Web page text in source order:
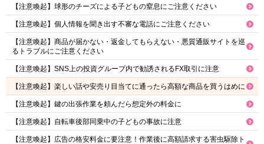
【注意喚起】球形のチーズによる子どもの窒息にご注意ください
【注意喚起】個人情報を聞き出す不審な電話にご注意ください
【注意喚起】商品が届かない・返金してもらえない・悪質通販サイトを巡
るトラブルにご注意ください
【注意喚起】SNS上の投資グループ内で勧誘されるFX取引に注意
【注意喚起】楽しい話や安売り目当てに通ったら高額な商品を買うはめに
【注意喚起】鍵の出張作業を頼んだら想定外の料金に
【注意喚起】自転車後部同乗中の子どもの事故に注意
【注意喚起】広告の格安料金に要注意！作業後に高額請求する害虫駆除ト